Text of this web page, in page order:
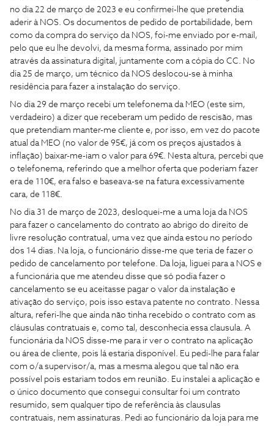
no dia 22 de março de 2023 e eu confirmei-lhe que pretendia
aderir à NOS. Os documentos de pedido de portabilidade, bem
como da compra do serviço da NOS, foi-me enviado por e-mail,
pelo que eu lhe devolvi, da mesma forma, assinado por mim
através da assinatura digital, juntamente com a cópia do CC. No
dia 25 de março, um técnico da NOS deslocou-se à minha
residência para fazer a instalação do serviço.
No dia 29 de março recebi um telefonema da MEO (este sim,
verdadeiro) a dizer que receberam um pedido de rescisão, mas
que pretendiam manter-me cliente e, por isso, em vez do pacote
atual da MEO (no valor de 95€, já com os preços ajustados à
inflação) baixar-me-iam o valor para 69€. Nesta altura, percebi que
o telefonema, referindo que a melhor oferta que poderiam fazer
era de 110€, era falso e baseava-se na fatura excessivamente
cara, de 118€.
No dia 31 de março de 2023, desloquei-me a uma loja da NOS
para fazer o cancelamento do contrato ao abrigo do direito de
livre resolução contratual, uma vez que ainda estou no período
dos 14 dias. Na loja, o funcionário disse-me que teria de fazer o
pedido de cancelamento por telefone. Da loja, liguei para a NOS e
a funcionária que me atendeu disse que só podia fazer o
cancelamento se eu aceitasse pagar o valor da instalação e
ativação do serviço, pois isso estava patente no contrato. Nessa
altura, referi-lhe que ainda não tinha recebido o contrato com as
cláusulas contratuais e, como tal, desconhecia essa clausula. A
funcionária da NOS disse-me para ir ver o contrato na aplicação
ou área de cliente, pois lá estaria disponível. Eu pedi-lhe para falar
com o/a supervisor/a, mas a mesma alegou que tal não era
possível pois estariam todos em reunião. Eu instalei a aplicação e
o único documento que consegui consultar foi um contrato
resumido, sem qualquer tipo de referência às clausulas
contratuais, nem assinaturas. Pedi ao funcionário da loja para me